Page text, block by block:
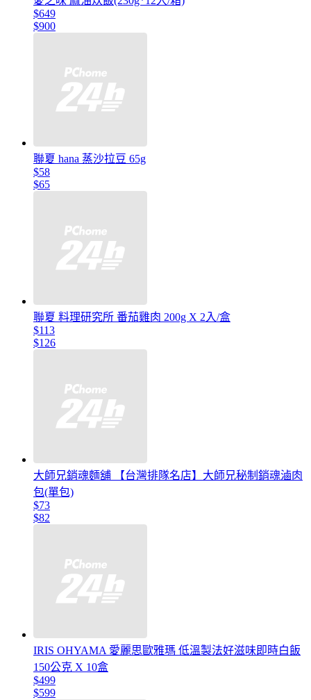
$649
$900
聯夏 hana 蒸沙拉豆 65g
$58
$65
聯夏 料理研究所 番茄雞肉 200g X 2入/盒
$113
$126
大師兄銷魂麵舖 【台灣排隊名店】大師兄秘制銷魂滷肉
包(單包)
$73
$82
IRIS OHYAMA 愛麗思歐雅瑪 低溫製法好滋味即時白飯
150公克 X 10盒
$499
$599